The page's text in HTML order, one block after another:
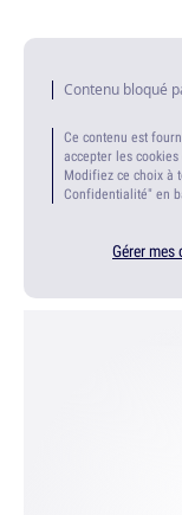
Contenu bloqué
Ce contenu est
accepter les
Modifiez ce choix à
Confidentialité" en
Gérer mes